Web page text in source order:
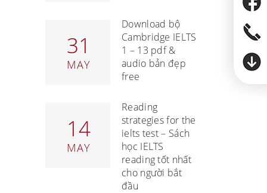
31
MAY
Download bộ
Cambridge IELTS
1 – 13 pdf &
audio bản đẹp
free
14
MAY
Reading
strategies for the
ielts test – Sách
học IELTS
reading tốt nhất
cho người bắt
đầu